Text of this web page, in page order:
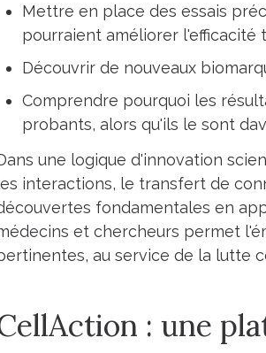
Mettre en place des essais
pourraient améliorer l'efficacité
Découvrir de nouveaux
Comprendre pourquoi les
probants, alors qu'ils le sont
une logique d'innovation
interactions, le transfert de
fondamentales en
et chercheurs permet
au service de la lutte
: une